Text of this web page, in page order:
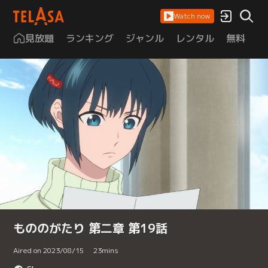
Watch now
見放題 ランキング ジャンル レンタル 無料
もののがたり 第二章 第19話
Aired on 2023/08/15 23mins